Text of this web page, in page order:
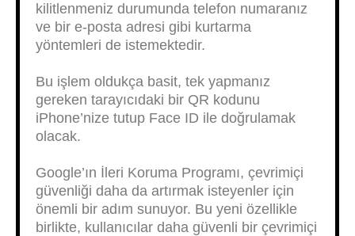
kilitlenmeniz durumunda telefon numaranız
ve bir e-posta adresi gibi kurtarma
yöntemleri de istemektedir.
Bu işlem oldukça basit, tek yapmanız
gereken tarayıcıdaki bir QR kodunu
iPhone’nize tutup Face ID ile doğrulamak
olacak.
Google’ın İleri Koruma Programı, çevrimiçi
güvenliği daha da artırmak isteyenler için
önemli bir adım sunuyor. Bu yeni özellikle
birlikte, kullanıcılar daha güvenli bir çevrimiçi